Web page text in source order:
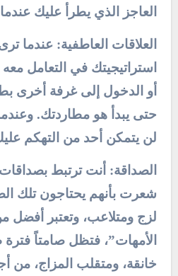
العاجز الذي يطرأ عليك
العلاقات العاطفية: عندما
استراتيجيتك في التعامل
أو الدخول إلى غرفة أخرى
حتى يبدأ هو مطاردتك.
لن يتمكن أحد من التهكم
الصداقة: أنت ترتبط
شعرت بأنهم يحتاجون تلك
لزج ومتلاعب، وتعتبر أفضل
الأمهات”، فتظل صامتاً
خانقة، ومتقلب المزاج،